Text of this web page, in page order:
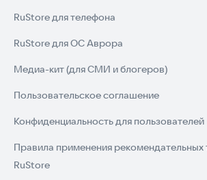
RuStore для телефона
RuStore для ОС Аврора
Медиа-кит (для СМИ и блогеров)
Пользовательское соглашение
Конфиденциальность для пользователей
Правила применения рекомендательных
RuStore